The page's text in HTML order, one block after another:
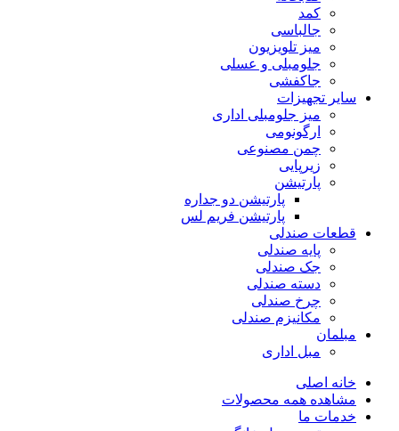
کمد
جالباسی
میز تلویزیون
جلومبلی و عسلی
جاکفشی
سایر تجهیزات
میز جلومبلی اداری
ارگونومی
چمن مصنوعی
زیرپایی
پارتیشن
پارتیشن دو جداره
پارتیشن فریم لس
قطعات صندلی
پایه صندلی
جک صندلی
دسته صندلی
چرخ صندلی
مکانیزم صندلی
مبلمان
مبل اداری
خانه اصلی
مشاهده همه محصولات
خدمات ما